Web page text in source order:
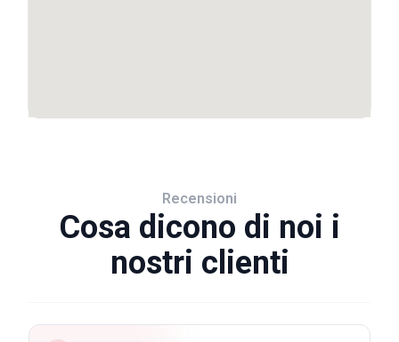
Recensioni
Cosa dicono di noi i
nostri clienti